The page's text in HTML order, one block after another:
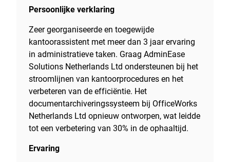
Persoonlijke verklaring
Zeer georganiseerde en toegewijde
kantoorassistent met meer dan 3 jaar ervaring
in administratieve taken. Graag AdminEase
Solutions Netherlands Ltd ondersteunen bij het
stroomlijnen van kantoorprocedures en het
verbeteren van de efficiëntie. Het
documentarchiveringssysteem bij OfficeWorks
Netherlands Ltd opnieuw ontworpen, wat leidde
tot een verbetering van 30% in de ophaaltijd.
Ervaring